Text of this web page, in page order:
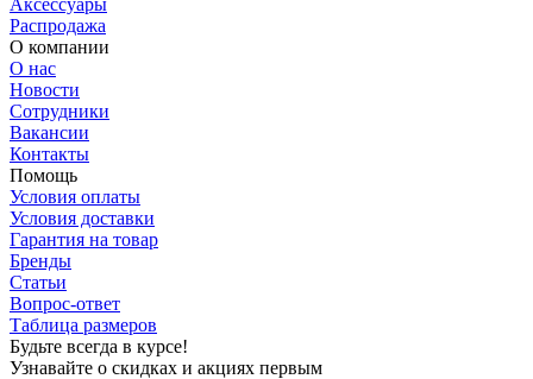
Распродажа
О компании
О нас
Новости
Сотрудники
Вакансии
Контакты
Помощь
Условия оплаты
Условия доставки
Гарантия на товар
Бренды
Статьи
Вопрос-ответ
Таблица размеров
Будьте всегда в курсе!
Узнавайте о скидках и акциях первым